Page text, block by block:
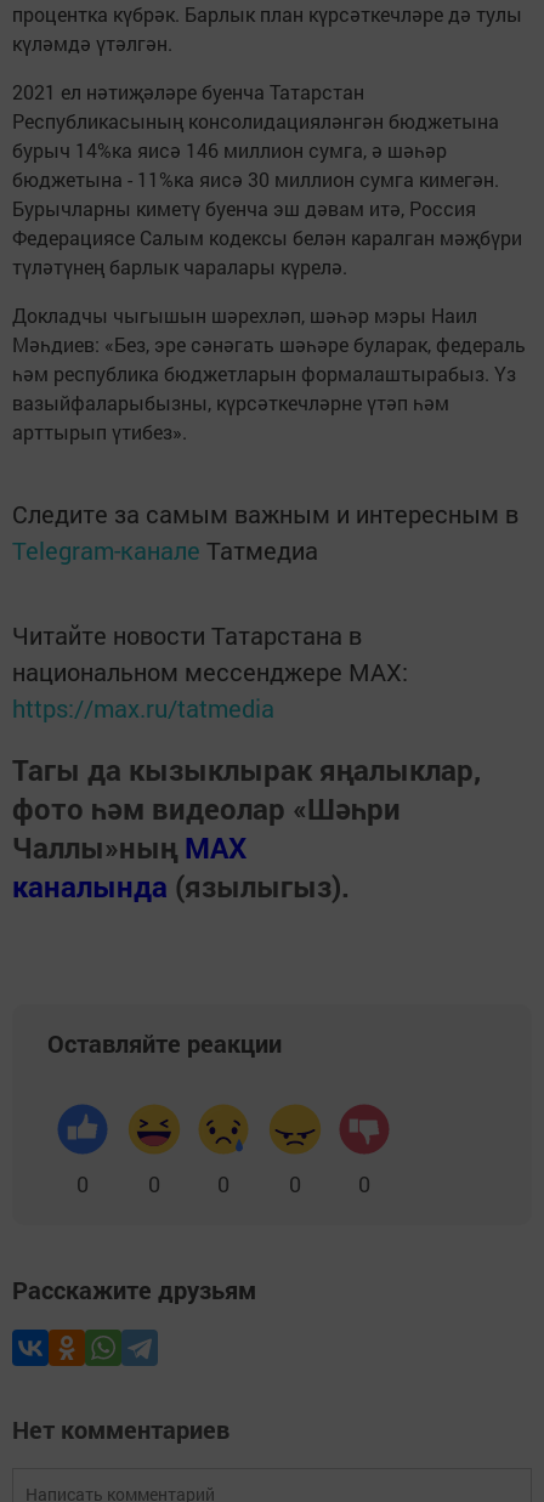
процентка күбрәк. Барлык план күрсәткечләре дә тулы
күләмдә үтәлгән.
2021 ел нәтиҗәләре буенча Татарстан
Республикасының консолидацияләнгән бюджетына
бурыч 14%ка яисә 146 миллион сумга, ә шәһәр
бюджетына - 11%ка яисә 30 миллион сумга кимегән.
Бурычларны киметү буенча эш дәвам итә, Россия
Федерациясе Салым кодексы белән каралган мәҗбүри
түләтүнең барлык чаралары күрелә.
Докладчы чыгышын шәрехләп, шәһәр мэры Наил
Мәһдиев: «Без, эре сәнәгать шәһәре буларак, федераль
һәм республика бюджетларын формалаштырабыз. Үз
вазыйфаларыбызны, күрсәткечләрне үтәп һәм
арттырып үтибез».
Следите за самым важным и интересным в
Telegram-канале Татмедиа
Читайте новости Татарстана в
национальном мессенджере MАХ:
https://max.ru/tatmedia
Тагы да кызыклырак яңалыклар,
фото һәм видеолар «Шәһри
Чаллы»ның MAX
каналында (язылыгыз).
Оставляйте реакции
0 0 0 0 0
Расскажите друзьям
Нет комментариев